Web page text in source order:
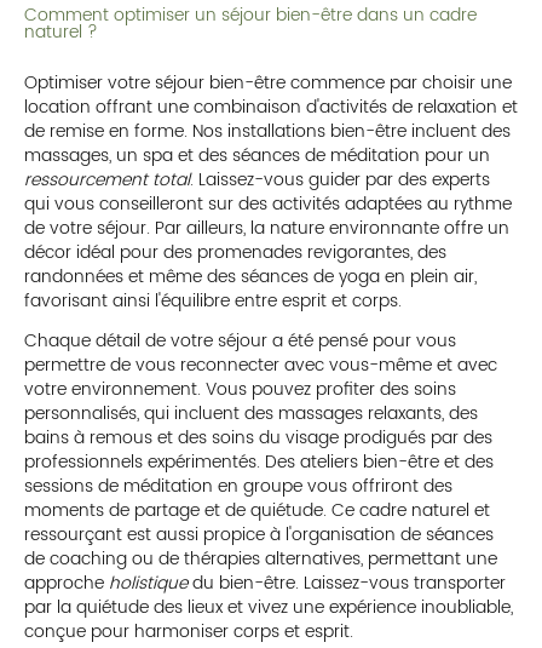
Comment optimiser un séjour bien-être dans un cadre
naturel ?
Optimiser votre séjour bien-être commence par choisir une
location offrant une combinaison d'activités de relaxation et
de remise en forme. Nos installations bien-être incluent des
massages, un spa et des séances de méditation pour un
ressourcement total. Laissez-vous guider par des experts
qui vous conseilleront sur des activités adaptées au rythme
de votre séjour. Par ailleurs, la nature environnante offre un
décor idéal pour des promenades revigorantes, des
randonnées et même des séances de yoga en plein air,
favorisant ainsi l'équilibre entre esprit et corps.
Chaque détail de votre séjour a été pensé pour vous
permettre de vous reconnecter avec vous-même et avec
votre environnement. Vous pouvez profiter des soins
personnalisés, qui incluent des massages relaxants, des
bains à remous et des soins du visage prodigués par des
professionnels expérimentés. Des ateliers bien-être et des
sessions de méditation en groupe vous offriront des
moments de partage et de quiétude. Ce cadre naturel et
ressourçant est aussi propice à l'organisation de séances
de coaching ou de thérapies alternatives, permettant une
approche holistiquedu bien-être. Laissez-vous transporter
par la quiétude des lieux et vivez une expérience inoubliable,
conçue pour harmoniser corps et esprit.